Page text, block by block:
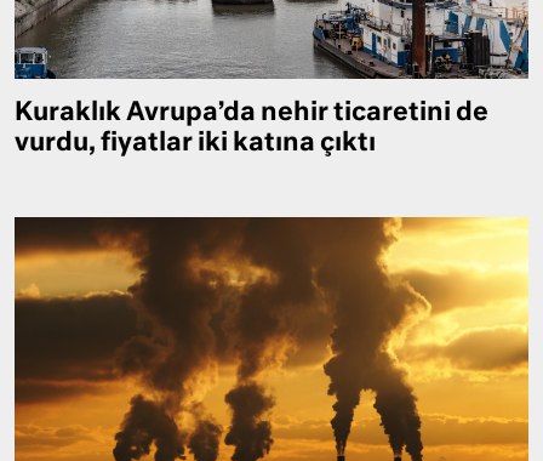
Kuraklık Avrupa’da nehir ticaretini de
vurdu, fiyatlar iki katına çıktı